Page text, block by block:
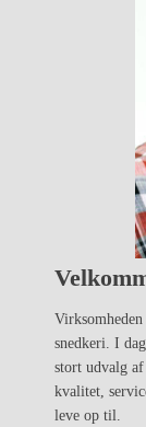
snedkeri. I
stort udvalg af
kvalitet,
leve op til.